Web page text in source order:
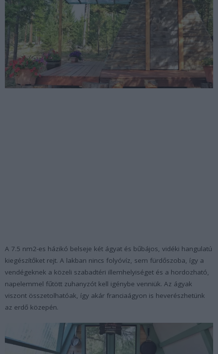
A 7.5 nm2-es házikó belseje két ágyat és bűbájos, vidéki hangulatú
kiegészítőket rejt. A lakban nincs folyóvíz, sem fürdőszoba, így a
vendégeknek a közeli szabadtéri illemhelyiséget és a hordozható,
napelemmel fűtött zuhanyzót kell igénybe venniük. Az ágyak
viszont összetolhatóak, így akár franciaágyon is heverészhetünk
az erdő közepén.